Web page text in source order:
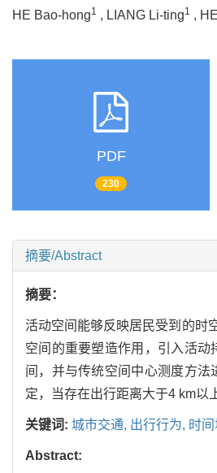
HE Bao-hong1 , LIANG Li-ting1 ,
PDF
230
摘要/Abstract
摘要：
活动空间能够反映居民受到的时
空间的重要塑造作用，引入活动
间，并与传统空间中心测度方
定，当存在出行距离大于4 km以
关键词: 城市交通, 出行行为, 时
Abstract: